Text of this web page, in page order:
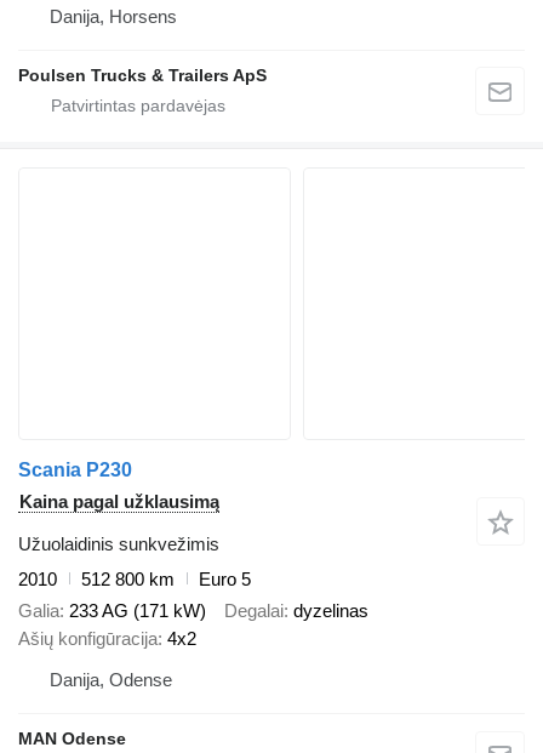
Danija, Horsens
Poulsen Trucks & Trailers ApS
Scania P230
Kaina pagal užklausimą
Užuolaidinis sunkvežimis
2010
512 800 km
Euro 5
Galia 233 AG (171 kW) Degalai dyzelinas
Ašių konfigūracija 4x2
Danija, Odense
MAN Odense